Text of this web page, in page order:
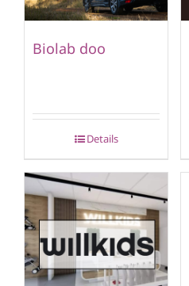
Biolab doo
Details